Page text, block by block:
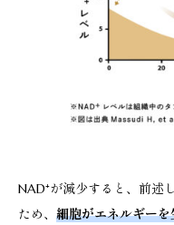
NAD⁺が減少すると、前述
ため、 細胞がエネルギー